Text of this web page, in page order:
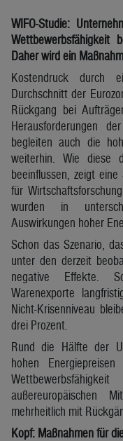
WIFO-Studie:
Wettbewerbsfähigkeit
Daher wird ein
Kostendruck durch
Durchschnitt der
Rückgang bei
Herausforderungen
begleiten auch die
weiterhin. Wie diese
beeinflussen, zeigt
für
wurden in
Auswirkungen hoher
Schon das Szenario,
unter den derzeit
negative Effekte.
Warenexporte
Nicht-Krisenniveau
drei Prozent.
Rund die Hälfte der
hohen
außereuropäischen
mehrheitlich mit
Kopf: Maßnahmen für